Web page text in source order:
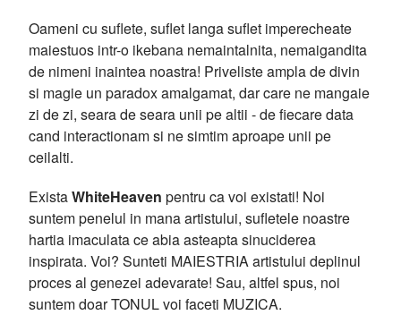
Oameni cu suflete, suflet langa suflet imperecheate
maiestuos intr-o ikebana nemaintalnita, nemaigandita
de nimeni inaintea noastra! Priveliste ampla de divin
si magie un paradox amalgamat, dar care ne mangaie
zi de zi, seara de seara unii pe altii - de fiecare data
cand interactionam si ne simtim aproape unii pe
ceilalti.
ExistaWhiteHeaven pentru ca voi existati! Noi
suntem penelul in mana artistului, sufletele noastre
hartia imaculata ce abia asteapta sinuciderea
inspirata. Voi? Sunteti MAIESTRIA artistului deplinul
proces al genezei adevarate! Sau, altfel spus, noi
suntem doar TONUL voi faceti MUZICA.